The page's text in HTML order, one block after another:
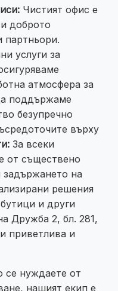
Чистият офис е
доброто
партньори.
услуги за
атмосфера за
поддържаме
безупречно
върху
За всеки
от съществено
задържането на
решения
и други
Дружба 2, бл. 281,
приветлива и
се нуждаете от
нашият екип е